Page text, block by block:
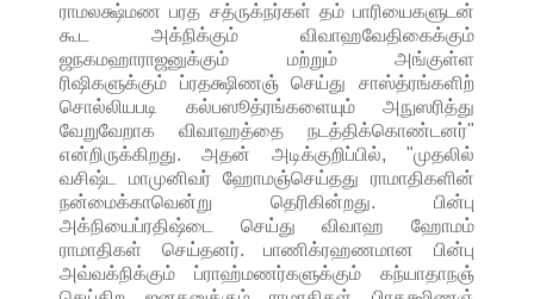
ராமலக்ஷ்மண பரத சத்ருக்நர்கள் தம் பாரியைகளுடன்
கூட அக்நிக்கும் விவாஹவேதிகைக்கும்
ஜநகமஹாராஜனுக்கும் மற்றும் அங்குள்ள
ரிஷிகளுக்கும் ப்ரதக்ஷிணஞ் செய்து சாஸ்த்ரங்களிற்
சொல்லியபடி கல்பஸூத்ரங்களையும் அநுஸரித்து
வேறுவேறாக விவாஹத்தை நடத்திக்கொண்டனர்"
என்றிருக்கிறது. அதன் அடிக்குறிப்பில், "முதலில்
வசிஷ்ட மாமுனிவர் ஹோமஞ்செய்தது ராமாதிகளின்
நன்மைக்காவென்று தெரிகின்றது. பின்பு
அக்நியைப்ரதிஷ்டை செய்து விவாஹ ஹோமம்
ராமாதிகள் செய்தனர். பாணிக்ரஹணமான பின்பு
அவ்வக்நிக்கும் ப்ராஹ்மணர்களுக்கும் கந்யாதாநஞ்